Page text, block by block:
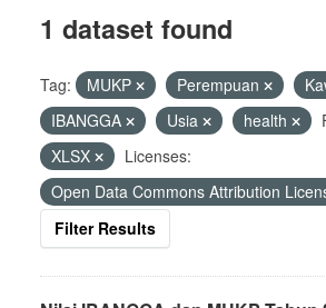
1 dataset found
Tag: MUKP Perempuan
IBANGGA
Usia health
XLSX
Licenses:
Open Data Commons Attribution
Filter Results